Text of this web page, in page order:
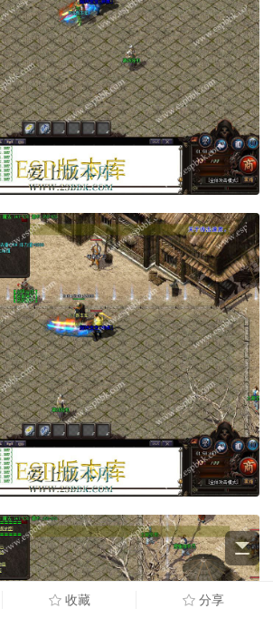
收藏 分享